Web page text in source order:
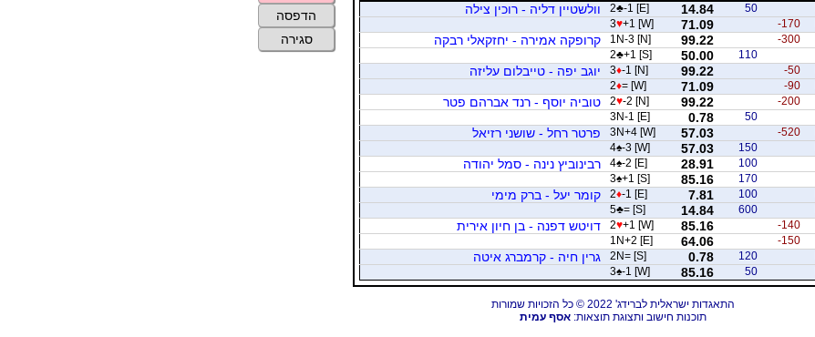
50
14.84
2♣-1 [E] וולשטיין דליה - רוכין צילה
-170
71.09
3♥+1 [W]
-300
99.22
1N-3 [N] קרופקה אמירה - יחזקאלי רבקה
110
50.00
2♣+1 [S]
-50
99.22
3♦-1 [N] יוגב יפה - טייבלום עליזה
-90
71.09
2♦= [W]
-200
99.22
2♥-2 [N] טוביה יוסף - רנד אברהם פטר
50
0.78
3N-1 [E]
-520
57.03
3N+4 [W] פרטר רחל - שושני רזיאל
150
57.03
4♠-3 [W]
100
28.91
4♠-2 [E] רבינוביץ נינה - סמל יהודה
170
85.16
3♠+1 [S]
100
7.81
2♦-1 [E] קומר יעל - ברק מימי
600
14.84
5♣= [S]
-140
85.16
2♥+1 [W] דויטש דפנה - בן חיון אירית
-150
64.06
1N+2 [E]
120
0.78
2N= [S] גרין חיה - קרמברג איטה
50
85.16
3♠-1 [W]
התאגדות ישראלית לברידג' 2022 © כל הזכויות שמורות
תוכנות חישוב ותצוגת תוצאות:אסף עמית
הדפסה
סגירה